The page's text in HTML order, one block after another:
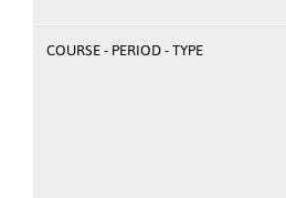
COURSE - PERIOD - TYPE